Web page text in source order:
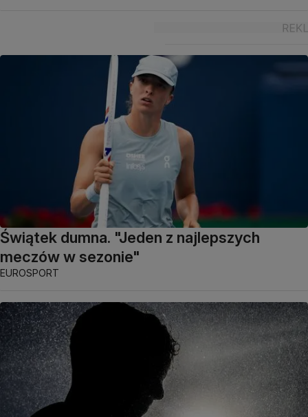
Świątek dumna. "Jeden z najlepszych
meczów w sezonie"
EUROSPORT